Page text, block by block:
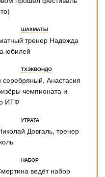
ШАХМАТЫ
тренер Надежда
юбилей
ТХЭКВОНДО
Анастасия
чемпионата и
ИТФ
УТРАТА
Довгаль, тренер
НАБОР
ведёт набор